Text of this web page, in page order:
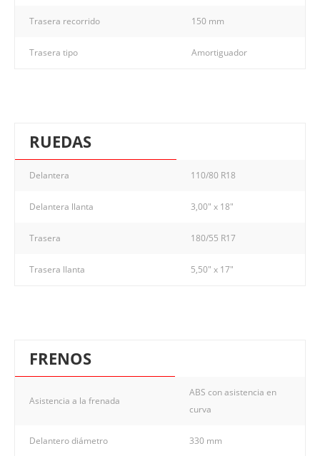
Trasera recorrido 150 mm
Trasera tipo Amortiguador
RUEDAS
Delantera 110/80 R18
Delantera llanta 3,00" x 18"
Trasera 180/55 R17
Trasera llanta 5,50" x 17"
FRENOS
Asistencia a la frenada
ABS con asistencia en
curva
Delantero diámetro 330 mm